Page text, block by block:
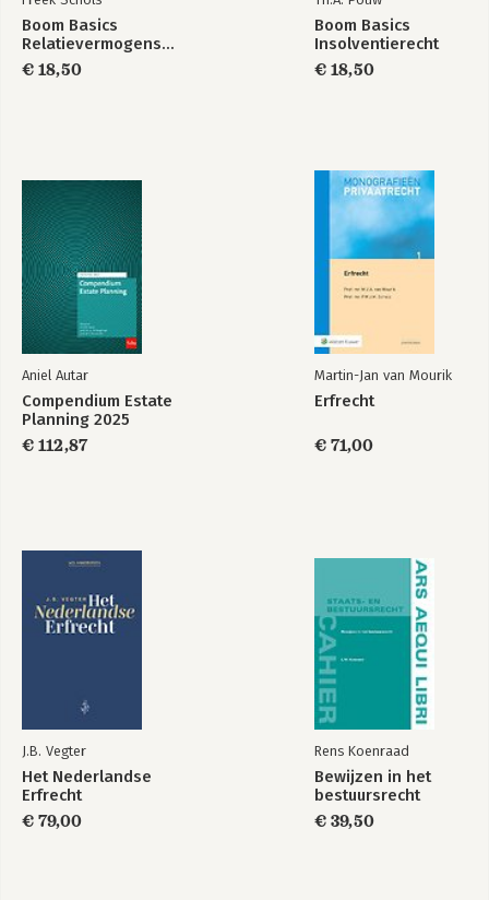
Boom Basics
Relatievermogensrecht
€ 18,50
Boom Basics
Insolventierecht
€ 18,50
Aniel Autar
Compendium Estate
Planning 2025
€ 112,87
Martin-Jan van Mourik
Erfrecht
€ 71,00
J.B. Vegter
Het Nederlandse
Erfrecht
€ 79,00
Rens Koenraad
Bewijzen in het
bestuursrecht
€ 39,50